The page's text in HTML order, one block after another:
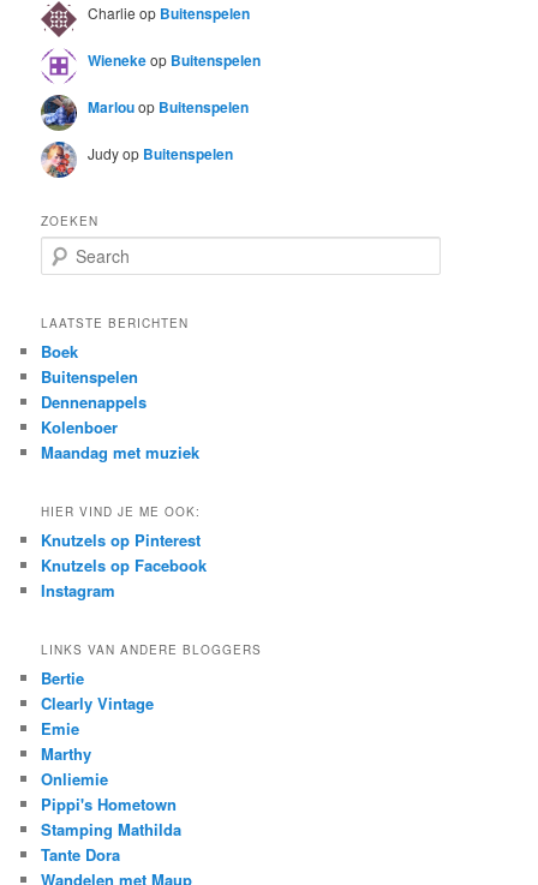
Charlie op Buitenspelen
Wienekeop Buitenspelen
Marlouop Buitenspelen
Judyop Buitenspelen
ZOEKEN
e
r
h
LAATSTE BERICHTEN
Boek
Buitenspelen
Dennenappels
Kolenboer
Maandag met muziek
HIER VIND JE ME OOK:
Knutzels op Pinterest
Knutzels op Facebook
Instagram
LINKS VAN ANDERE BLOGGERS
Bertie
Clearly Vintage
Emie
Marthy
Onliemie
Pippi's Hometown
Stamping Mathilda
Tante Dora
Wandelen met Maup